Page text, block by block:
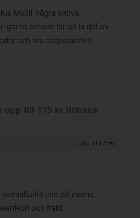
Mobil några aktiva
gärna senare för att ta del av
och bra erbjudanden.
upp till 175 kr tillbaka
Upp till 175kr
inte på moms,
och frakt.